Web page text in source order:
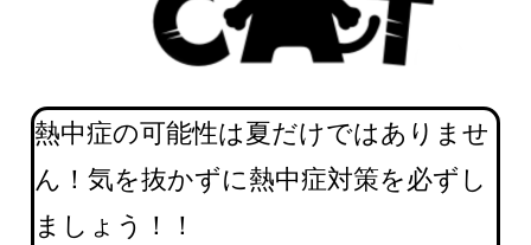
熱中症の可能性は夏だけではありませ
ん！気を抜かずに熱中症対策を必ずし
ましょう！！